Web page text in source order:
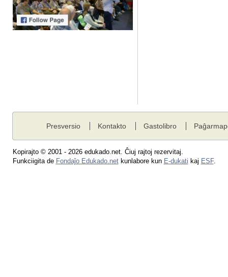
Presversio Kontakto Gastolibro
Kopirajto © 2001 - 2026 edukado.net. Ĉiuj rajtoj rezervitaj.
Funkciigita de Fondaĵo Edukado.netkunlabore kun E-dukati kaj ESF.